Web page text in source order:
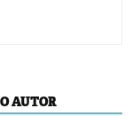
AUTOR